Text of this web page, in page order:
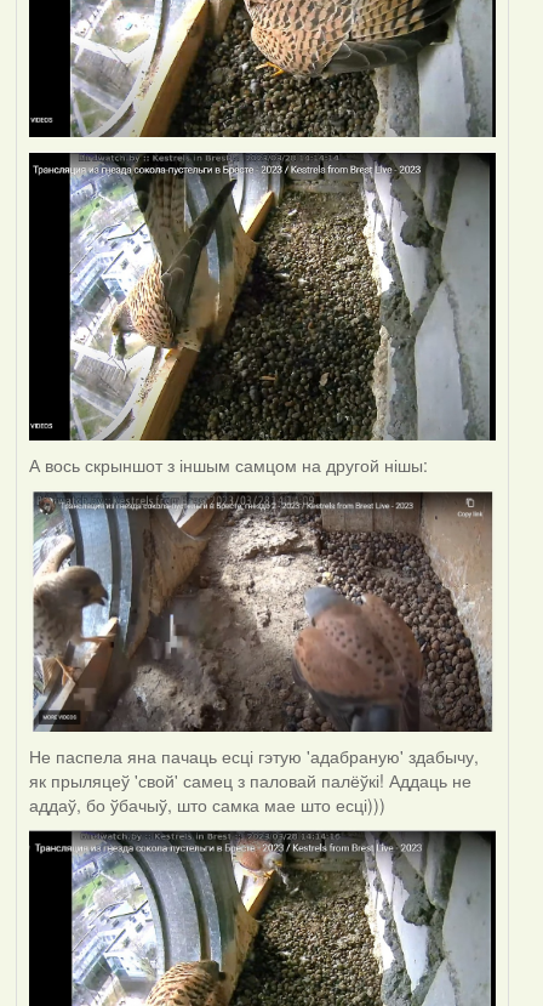
А вось скрыншот з іншым самцом на другой нішы:
Не паспела яна пачаць есці гэтую 'адабраную' здабычу,
як прыляцеў 'свой' самец з паловай палёўкі! Аддаць не
аддаў, бо ўбачыў, што самка мае што есці)))